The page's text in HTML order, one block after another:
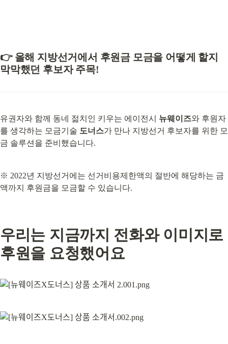
👉 올해 지방선거에서 후원금 모금을 어떻게 할지
막막했던 후보자 주목!
유권자와 함께 동네 젊치인 키우는 에이전시 뉴웨이즈와 후원자
를 생각하는 모금기술 도너스가 만나 지방선거 후보자를 위한 모
금 솔루션을 준비했습니다.
※ 2022년 지방선거에는 선거비용제한액의 절반에 해당하는 금
액까지 후원금을 모금할 수 있습니다.
우리는 지금까지 전화와 이미지로
후원을 요청했어요